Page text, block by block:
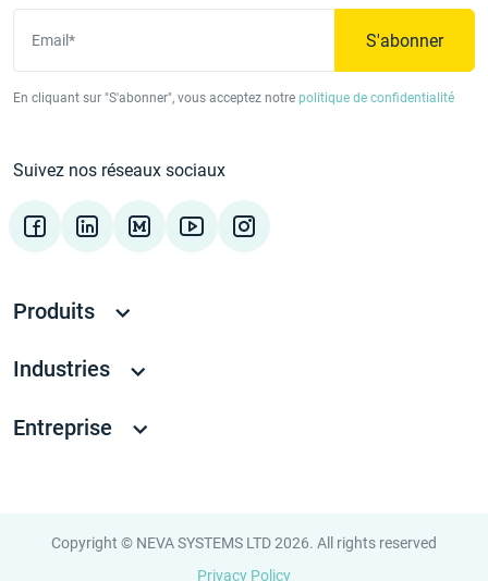
Email* S'abonner
En cliquant sur "S'abonner", vous acceptez notre politique de confidentialité
Suivez nos réseaux sociaux
Produits
Industries
Entreprise
Copyright © NEVA SYSTEMS LTD 2026. All rights reserved
Privacy Policy